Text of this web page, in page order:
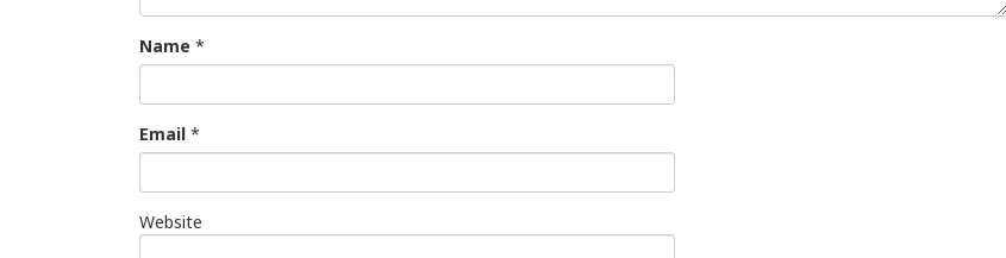
Name *
Email *
Website